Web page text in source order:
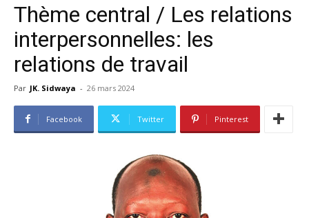
Thème central / Les relations
interpersonnelles: les
relations de travail
Par JK. Sidwaya - 26 mars 2024
Facebook Twitter Pinterest